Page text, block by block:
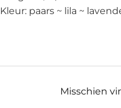
Kleur: paars ~ lila ~
Misschien